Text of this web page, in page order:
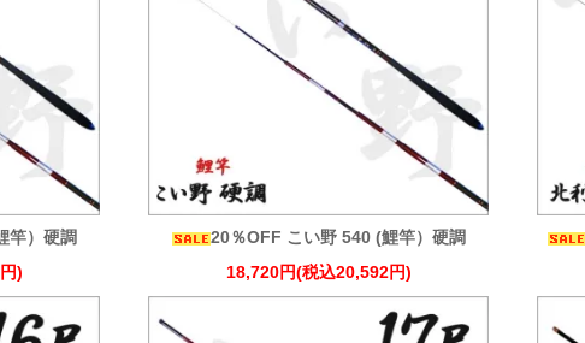
竿）硬調
)
20％OFF こい野 540 (鯉竿）硬調
18,720円(税込20,592円)